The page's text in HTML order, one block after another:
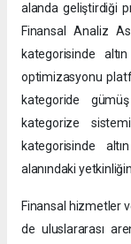
alanda geliştirdiği
Finansal Analiz
kategorisinde
optimizasyonu
kategoride
kategorize
kategorisinde
alanındaki
Finansal hizmetler
de uluslararası